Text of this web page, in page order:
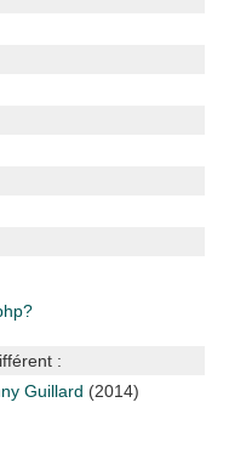
:
Guillard (2014)